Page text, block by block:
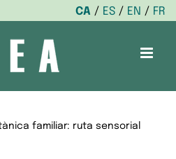
CA ES EN
FR
familiar: ruta sensorial